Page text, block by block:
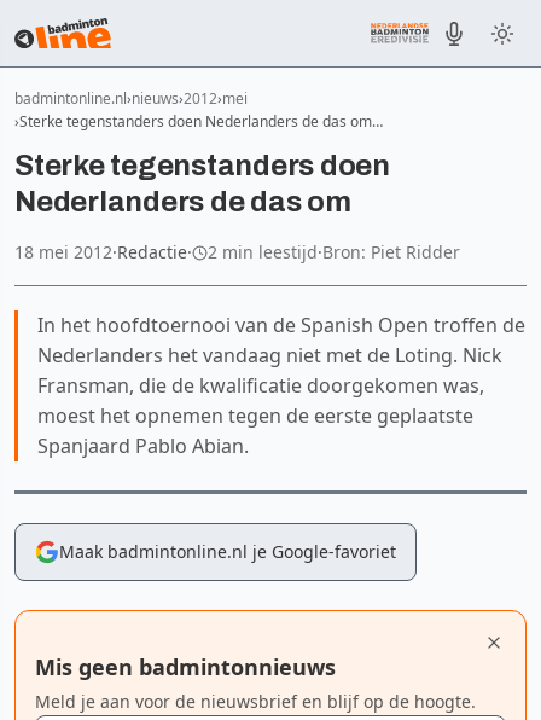
badmintonline.nl nieuws 2012 mei
Sterke tegenstanders doen Nederlanders de das om…
Sterke tegenstanders doen
Nederlanders de das om
18 mei 2012·Redactie· 2 min leestijd·Bron: Piet Ridder
In het hoofdtoernooi van de Spanish Open troffen de
Nederlanders het vandaag niet met de Loting. Nick
Fransman, die de kwalificatie doorgekomen was,
moest het opnemen tegen de eerste geplaatste
Spanjaard Pablo Abian.
Maak badmintonline.nl je Google-favoriet
Mis geen badmintonnieuws
Meld je aan voor de nieuwsbrief en blijf op de hoogte.